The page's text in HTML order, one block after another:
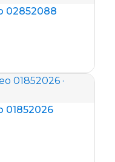
02852088
01852026